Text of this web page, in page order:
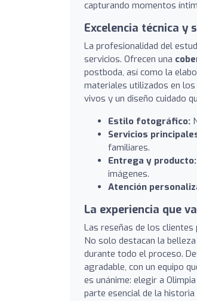
capturando momentos
Excelencia técnica y
La profesionalidad del
servicios. Ofrecen una
postboda, así como la
materiales utilizados en
vivos y un diseño cuidado
Estilo fotográfico:
Servicios
familiares.
Entrega y producto:
imágenes.
Atención
La experiencia que
Las reseñas de los clientes
No solo destacan la
durante todo el proceso.
agradable, con un equipo
es unánime: elegir a
parte esencial de la historia